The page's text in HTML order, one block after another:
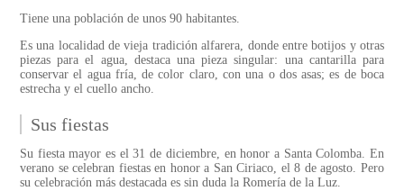
Tiene una población de unos 90 habitantes.
Es una localidad de vieja tradición alfarera, donde entre botijos y otras
piezas para el agua, destaca una pieza singular: una cantarilla para
conservar el agua fría, de color claro, con una o dos asas; es de boca
estrecha y el cuello ancho.
Sus fiestas
Su fiesta mayor es el 31 de diciembre, en honor a Santa Colomba. En
verano se celebran fiestas en honor a San Ciriaco, el 8 de agosto. Pero
su celebración más destacada es sin duda la Romería de la Luz.